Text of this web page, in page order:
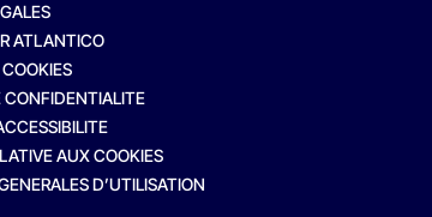
ATLANTICO
CONFIDENTIALITE
AUX COOKIES
D’UTILISATION